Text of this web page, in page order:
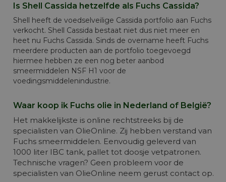
Is Shell Cassida hetzelfde als Fuchs Cassida?
Shell heeft de voedselveilige Cassida portfolio aan Fuchs
verkocht. Shell Cassida bestaat niet dus niet meer en
heet nu Fuchs Cassida. Sinds de overname heeft Fuchs
meerdere producten aan de portfolio toegevoegd
hiermee hebben ze een nog beter aanbod
smeermiddelen NSF H1 voor de
voedingsmiddelenindustrie.
Waar koop ik Fuchs olie in Nederland of België?
Het makkelijkste is online rechtstreeks bij de
specialisten van OlieOnline. Zij hebben verstand van
Fuchs smeermiddelen. Eenvoudig geleverd van
1000 liter IBC tank, pallet tot doosje vetpatronen.
Technische vragen? Geen probleem voor de
specialisten van OlieOnline neem gerust contact op.